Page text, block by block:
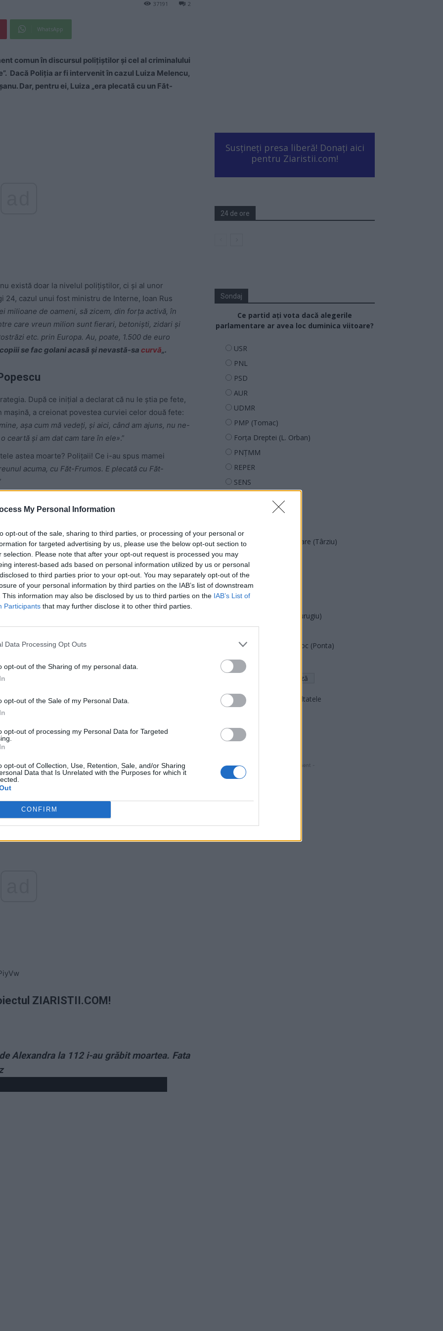
My Personal Information
opt-out of the sale, sharing to third parties, or processing of your personal or
for targeted advertising by us, please use the below opt-out section to
selection. Please note that after your opt-out request is processed you may
interest-based ads based on personal information utilized by us or personal
to third parties prior to your opt-out. You may separately opt-out of the
of your personal information by third parties on the IAB’s list of downstream
This information may also be disclosed by us to third parties on the IAB’s List of
Participants that may further disclose it to other third parties.
Data Processing Opt Outs
opt-out of the Sharing of my personal data.
opt-out of the Sale of my Personal Data.
opt-out of processing my Personal Data for Targeted
opt-out of Collection, Use, Retention, Sale, and/or Sharing
Data that Is Unrelated with the Purposes for which it
CONFIRM
2
37191
WhatsApp
comun în discursul polițiștilor și cel al criminalului
Dacă Poliția ar fi intervenit în cazul Luiza Melencu,
Dar, pentru ei, Luiza „era plecată cu un Făt-
există doar la nivelul polițiștilor, ci și al unor
24, cazul unui fost ministru de Interne, Ioan Rus
milioane de oameni, să zicem, din forța activă, în
care vreun milion sunt fierari, betoniști, zidari și
etc. prin Europa. Au, poate, 1.500 de euro
se fac golani acasă și nevastă-sa curvă„.
După ce inițial a declarat că nu le știa pe fete,
a creionat povestea curviei celor două fete:
așa cum mă vedeți, și aici, când am ajuns, nu ne-
ceartă și am dat cam tare în ele».”
astea moarte? Polițaii! Ce i-au spus mamei
acuma, cu Făt-Frumos. E plecată cu Făt-
S-a spus acum câte ore au trecut până a
de trei luni până când a intervenit Poliția. Dacă ar fi
acest al doilea caz. E vorba de trei luni și
procurori, toată armata aia de la Caracal.”
tu ce spui? «Hai, domnule, că e cu Făt-Frumos!». O
«Plătești tu perchezițiile, dacă o găsim cu
comun între criminal și domnii polițiști, cei care
nivelul ăsta, al polițiștilor din Caracal? Ce-a spus
pleacă oamenii la muncă în Occident».
singure, cu bărbaţii plecaţi în străinătate. Ministru
şi şi-a dat demisia după aceea.”
tinere este extrem de răspândită în România, în
aia, știți: «Da, domnule, ce, a violat-o! Păi, dacă
inși care să spună: «Hai, domnule, de ce n-au stat și
poate trăiau! Trebuia să stea!».
ăla din Egipt, care a spus că violul este un act
cetățean liber și frumos al Egiptului.”
ZIARISTII.COM!
Alexandra la 112 i-au grăbit moartea. Fata
Susțineți presa liberă! Donați aici
pentru Ziaristii.com!
24 de ore
Sondaj
Ce partid ați vota dacă alegerile
parlamentare ar avea loc duminica viitoare?
USR
PNL
PSD
AUR
UDMR
PMP (Tomac)
Forța Dreptei (L. Orban)
PNȚMM
REPER
SENS
POT (Gavrilă)
Acțiunea Conservatoare (Târziu)
PDF (Lazarus)
PUSL (D. Voiculescu)
PNȚCD (Pavelescu)
PNCR (Terheș)
Partidul Patrioților (Surugiu)
România pe Primul Loc (Ponta)
Altul
Arată rezultatele
- Advertisment -